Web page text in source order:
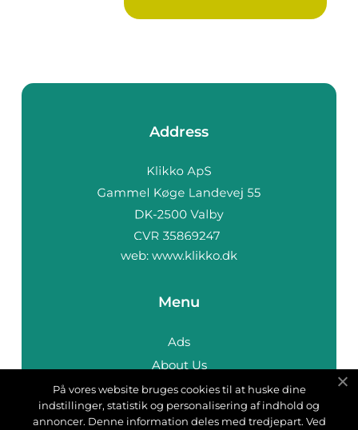
Address
web: www.klikko.dk
Menu
Ads
About Us
Cookies
Contact
På vores website bruges cookies til at huske dine
indstillinger, statistik og personalisering af indhold og
annoncer. Denne information deles med tredjepart. Ved